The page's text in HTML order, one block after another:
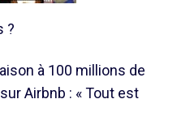
?
à 100 millions de
Airbnb : « Tout est